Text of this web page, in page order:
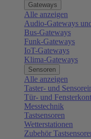
Gateways
Alle anzeigen
Audio-Gateways
Bus-Gateways
Funk-Gateways
IoT-Gateways
Klima-Gateways
Sensoren
Alle anzeigen
Taster- und
Tür- und
Messtechnik
Tastsensoren
Wetterstationen
Zubehör